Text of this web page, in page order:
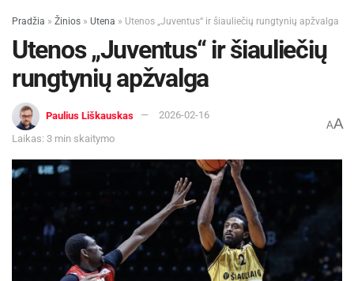
Pradžia » Žinios » Utena » Utenos „Juventus“ ir šiauliečių rungtynių apžvalga
Utenos „Juventus“ ir šiauliečių
rungtynių apžvalga
Paulius Liškauskas
2026-02-16
Laikas: 3 min skaitymo
AA